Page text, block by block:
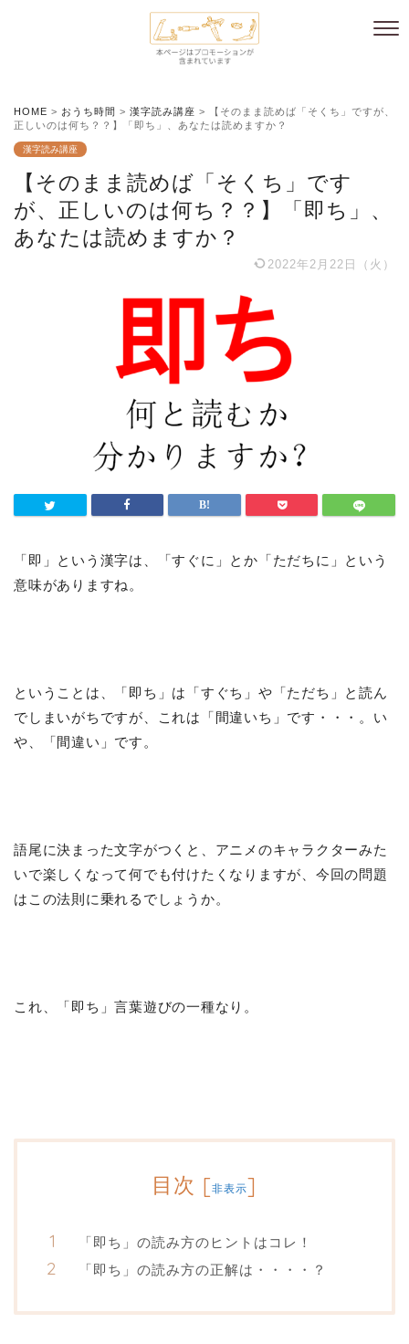
HOME > おうち時間 > 漢字読み講座 >
【そのまま読めば「そくち」ですが、
正しいのは何ち？？】「即ち」、あなたは読めますか？
漢字読み講座
【そのまま読めば「そくち」です
が、正しいのは何ち？？】「即ち」、
あなたは読めますか？
2022年2月22日（火）
「即」という漢字は、「すぐに」とか「ただちに」という
意味がありますね。
ということは、「即ち」は「すぐち」や「ただち」と読ん
でしまいがちですが、これは「間違いち」です・・・。い
や、「間違い」です。
語尾に決まった文字がつくと、アニメのキャラクターみた
いで楽しくなって何でも付けたくなりますが、今回の問題
はこの法則に乗れるでしょうか。
これ、「即ち」言葉遊びの一種なり。
目次 [非表示]
「即ち」の読み方のヒントはコレ！
「即ち」の読み方の正解は・・・・？